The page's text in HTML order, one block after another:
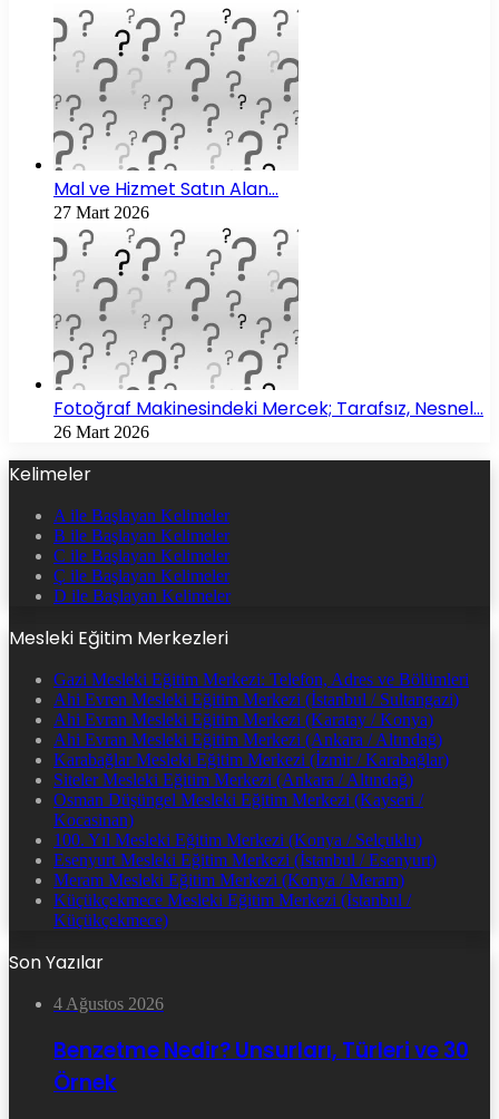
Mal ve Hizmet Satın Alan…
27 Mart 2026
Fotoğraf Makinesindeki Mercek; Tarafsız, Nesnel…
26 Mart 2026
Kelimeler
A ile Başlayan Kelimeler
B ile Başlayan Kelimeler
C ile Başlayan Kelimeler
Ç ile Başlayan Kelimeler
D ile Başlayan Kelimeler
Mesleki Eğitim Merkezleri
Gazi Mesleki Eğitim Merkezi: Telefon, Adres ve Bölümleri
Ahi Evren Mesleki Eğitim Merkezi (İstanbul / Sultangazi)
Ahi Evran Mesleki Eğitim Merkezi (Karatay / Konya)
Ahi Evran Mesleki Eğitim Merkezi (Ankara / Altındağ)
Karabağlar Mesleki Eğitim Merkezi (İzmir / Karabağlar)
Siteler Mesleki Eğitim Merkezi (Ankara / Altındağ)
Osman Düşüngel Mesleki Eğitim Merkezi (Kayseri /
Kocasinan)
100. Yıl Mesleki Eğitim Merkezi (Konya / Selçuklu)
Esenyurt Mesleki Eğitim Merkezi (İstanbul / Esenyurt)
Meram Mesleki Eğitim Merkezi (Konya / Meram)
Küçükçekmece Mesleki Eğitim Merkezi (İstanbul /
Küçükçekmece)
Son Yazılar
4 Ağustos 2026
Benzetme Nedir? Unsurları, Türleri ve 30
Örnek